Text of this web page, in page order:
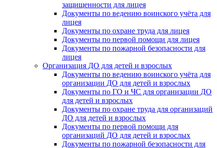
защищенности для лицея
Документы по ведению воинского учёта для
лицея
Документы по охране труда для лицея
Документы по первой помощи для лицея
Документы по пожарной безопасности для
лицея
Организация ДО для детей и взрослых
Документы по ведению воинского учёта для
организации ДО для детей и взрослых
Документы по ГО и ЧС для организации ДО
для детей и взрослых
Документы по охране труда для организаций
ДО для детей и взрослых
Документы по первой помощи для
организаций ДО для детей и взрослых
Документы по пожарной безопасности для